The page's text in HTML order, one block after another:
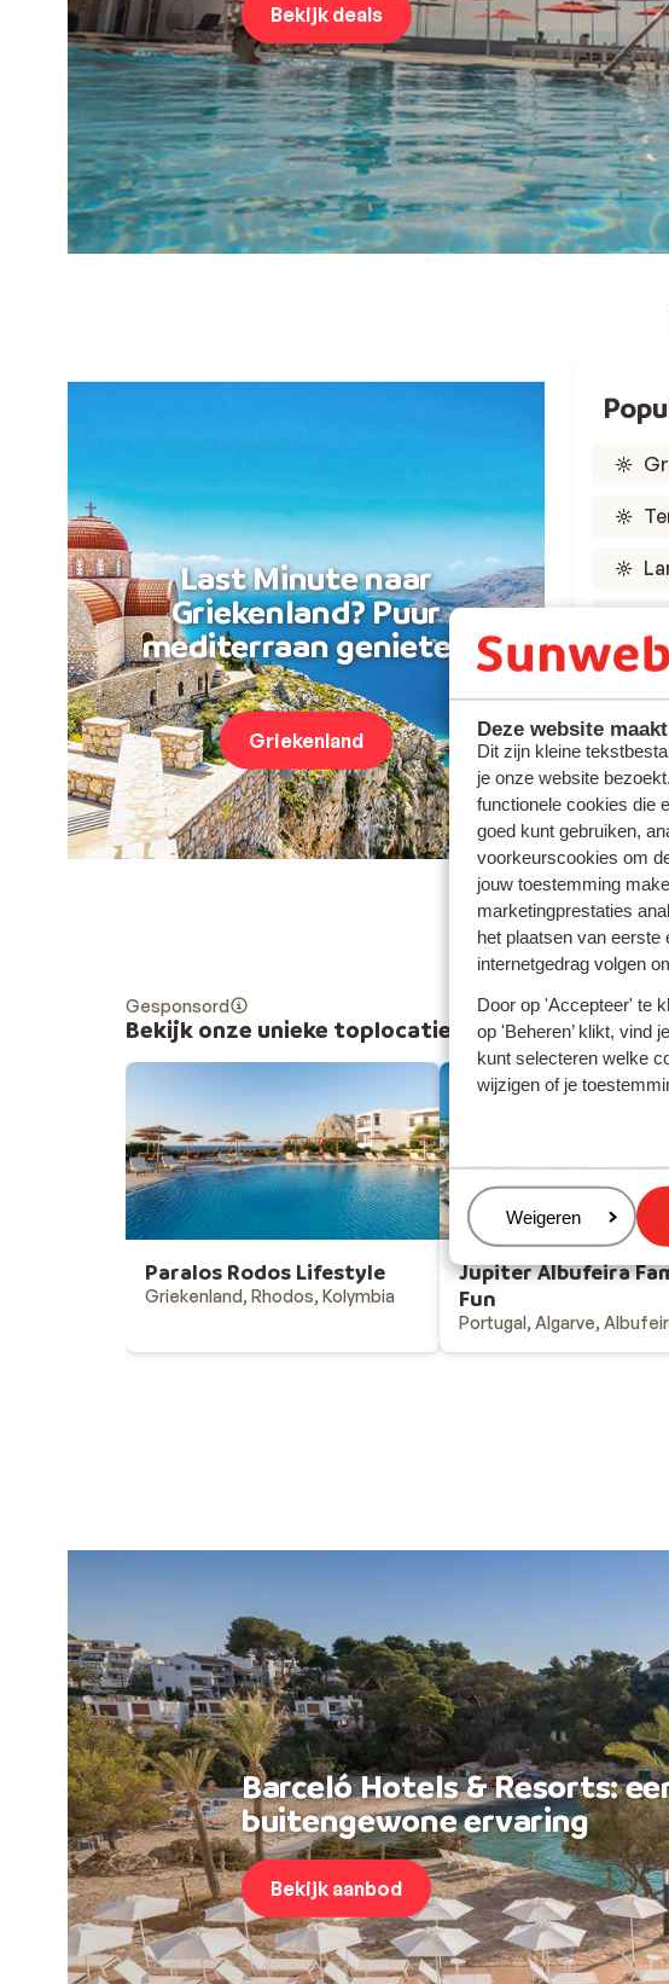
Deze website
Dit zijn kleine
je onze website
functionele cookies die
goed kunt gebruiken,
voorkeurscookies om
jouw toestemming
marketingprestaties
het plaatsen van eerste
internetgedrag volgen
Door op 'Accepteer' te
op 'Beheren’ klikt, vind
kunt selecteren welke
wijzigen of je
Beheren
Weigeren
Bekijk deals
Last Minute naar
Griekenland? Puur
mediterraan genieten
Griekenland
Gesponsord
Bekijk onze unieke toplocaties
Paralos Rodos Lifestyle
Griekenland, Rhodos, Kolymbia
Jupiter Albufeira
Fun
Portugal, Algarve,
Barceló Hotels & Resorts:
buitengewone ervaring
Bekijk aanbod